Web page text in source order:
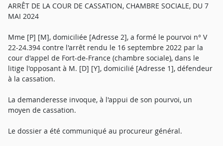
ARRÊT DE LA COUR DE CASSATION, CHAMBRE SOCIALE, DU 7
MAI 2024
Mme [P] [M], domiciliée [Adresse 2], a formé le pourvoi n° V
22-24.394 contre l'arrêt rendu le 16 septembre 2022 par la
cour d'appel de Fort-de-France (chambre sociale), dans le
litige l'opposant à M. [D] [Y], domicilié [Adresse 1], défendeur
à la cassation.
La demanderesse invoque, à l'appui de son pourvoi, un
moyen de cassation.
Le dossier a été communiqué au procureur général.